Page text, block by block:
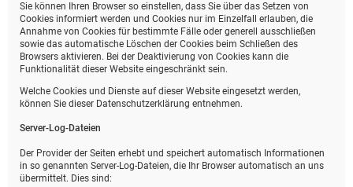
Sie können Ihren Browser so einstellen, dass Sie über das Setzen von
Cookies informiert werden und Cookies nur im Einzelfall erlauben, die
Annahme von Cookies für bestimmte Fälle oder generell ausschließen
sowie das automatische Löschen der Cookies beim Schließen des
Browsers aktivieren. Bei der Deaktivierung von Cookies kann die
Funktionalität dieser Website eingeschränkt sein.
Welche Cookies und Dienste auf dieser Website eingesetzt werden,
können Sie dieser Datenschutzerklärung entnehmen.
Server-Log-Dateien
Der Provider der Seiten erhebt und speichert automatisch Informationen
in so genannten Server-Log-Dateien, die Ihr Browser automatisch an uns
übermittelt. Dies sind: